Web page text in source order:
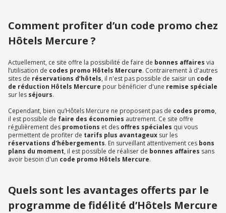
Comment profiter d’un code promo chez
Hôtels Mercure ?
Actuellement, ce site offre la possibilité de faire de bonnes affaires via
l’utilisation de codes promo Hôtels Mercure. Contrairement à d'autres
sites de réservations d’hôtels, il n'est pas possible de saisir un code
de réduction Hôtels Mercure pour bénéficier d'une remise spéciale
sur les séjours.
Cependant, bien qu’Hôtels Mercure ne proposent pas de codes promo,
il est possible de faire des économies autrement. Ce site offre
régulièrement des promotions et des offres spéciales qui vous
permettent de profiter de tarifs plus avantageux sur les
réservations d'hébergements. En surveillant attentivement ces bons
plans du moment, il est possible de réaliser de bonnes affaires sans
avoir besoin d'un code promo Hôtels Mercure.
Quels sont les avantages offerts par le
programme de fidélité d’Hôtels Mercure